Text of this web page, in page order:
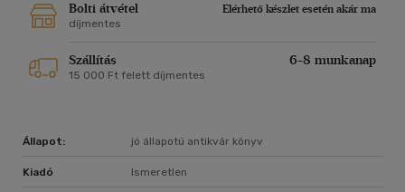
Bolti átvétel
Elérhető készlet esetén akár ma
díjmentes
Szállítás 6-8 munkanap
15 000 Ft felett díjmentes
Állapot: jó állapotú antikvár könyv
Kiadó Ismeretlen